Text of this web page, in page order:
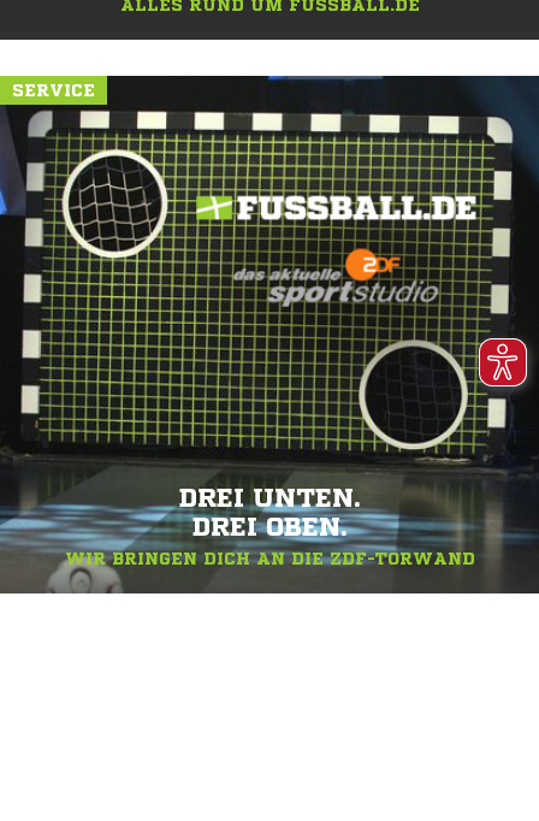
ALLES RUND UM FUSSBALL.DE
SERVICE
DREI UNTEN.
DREI OBEN.
WIR BRINGEN DICH AN DIE ZDF-TORWAND